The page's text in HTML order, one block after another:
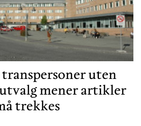
transpersoner uten
mener artikler
trekkes